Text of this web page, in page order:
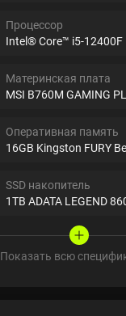
Процессор
Intel® Core™ i5-12400F
Материнская плата
MSI B760M GAMING
Оперативная память
16GB Kingston FURY
SSD накопитель
1TB ADATA LEGEND
Показать всю